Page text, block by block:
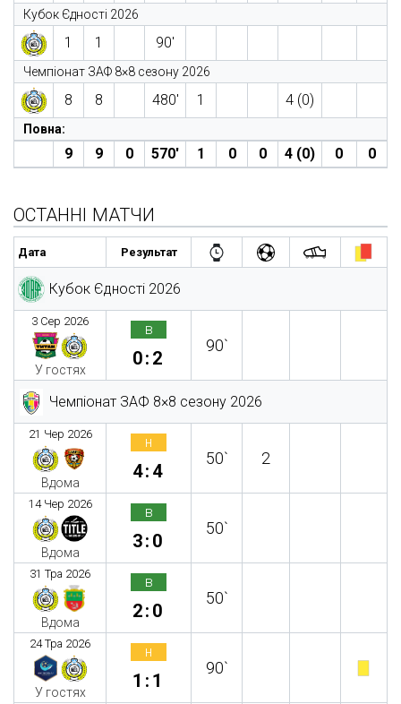
Кубок Єдності 2026
1 1 90′
Чемпіонат ЗАФ 8×8 сезону 2026
8 8 480′ 1 4 (0)
Повна:
9 9 0 570′ 1 0 0 4 (0) 0 0
ОСТАННІ МАТЧИ
Дата Результат
Кубок Єдності 2026
3 Сер 2026
У гостях
в
0:2
90`
Чемпіонат ЗАФ 8×8 сезону 2026
21 Чер 2026
Вдома
н
4:4
50` 2
14 Чер 2026
Вдома
в
3:0
50`
31 Тра 2026
Вдома
в
2:0
50`
24 Тра 2026
У гостях
н
1:1
90`